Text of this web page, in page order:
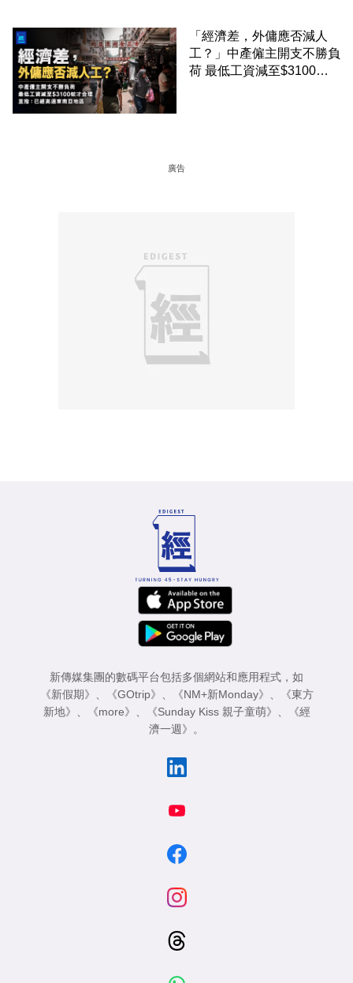
「經濟差，外傭應否減人
工？」中產僱主開支不勝負
荷 最低工資減至$3100蚊
廣告
新傳媒集團的數碼平台包括多個網站和應用程式，如
《新假期》
《GOtrip》 《NM+新Monday》
《東方
新地》
《more》 《Sunday Kiss 親子童萌》
《經
濟一週》
。